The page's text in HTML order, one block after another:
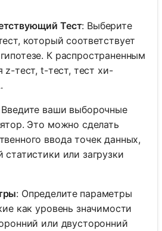
Тест: Выберите
который соответствует
К распространенным
z-тест, t-тест, тест хи-
Введите ваши выборочные
Это можно сделать
ввода точек данных,
статистики или загрузки
: Определите параметры
как уровень значимости
или двусторонний